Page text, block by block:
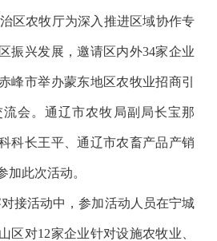
区农牧厅为深入推进区域协作专
振兴发展，邀请区内外34家企业
峰市举办蒙东地区农牧业招商引
会。通辽市农牧局副局长宝那
科长王平、通辽市农畜产品产销
加此次活动。
接活动中，参加活动人员在宁城
区对12家企业针对设施农牧业、